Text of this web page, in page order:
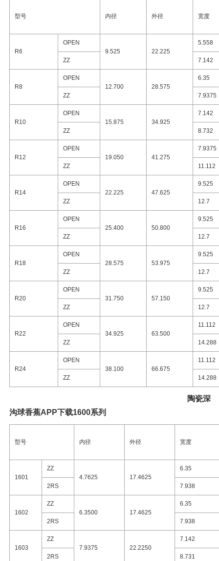
型号 内径 外径 宽度
R6
OPEN
9.525
22.225
5.558
ZZ 7.142
R8
OPEN
12.700
28.575
6.35
ZZ 7.9375
R10
OPEN
15.875
34.925
7.142
ZZ 8.732
R12
OPEN
19.050
41.275
7.9375
ZZ 11.112
R14
OPEN
22.225
47.625
9.525
ZZ 12.7
R16
OPEN
25.400
50.800
9.525
ZZ 12.7
R18
OPEN
28.575
53.975
9.525
ZZ 12.7
R20
OPEN
31.750
57.150
9.525
ZZ 12.7
R22
OPEN
34.925
63.500
11.112
ZZ 14.288
R24
OPEN
38.100
66.675
11.112
ZZ 14.288
陶瓷深
沟球香蕉APP下载1600系列
型号 内径 外径 宽度
1601
ZZ
4.7625
17.4625
6.35
2RS 7.938
1602
ZZ
6.3500
17.4625
6.35
2RS 7.938
1603
ZZ
7.9375
22.2250
7.142
2RS 8.731